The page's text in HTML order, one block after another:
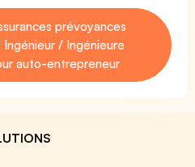
prévoyances
/ Ingénieure
auto-entrepreneur